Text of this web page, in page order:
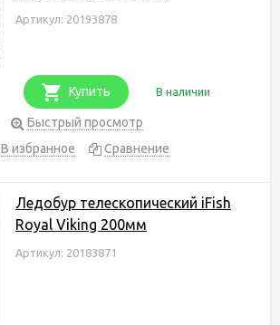
Артикул: 20193878
Купить В наличии
Быстрый просмотр
В избранное
Сравнение
Ледобур телескопический iFish
Royal Viking 200мм
Артикул: 20183871